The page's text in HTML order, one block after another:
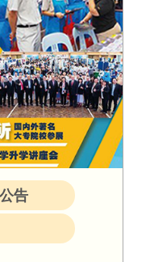
告